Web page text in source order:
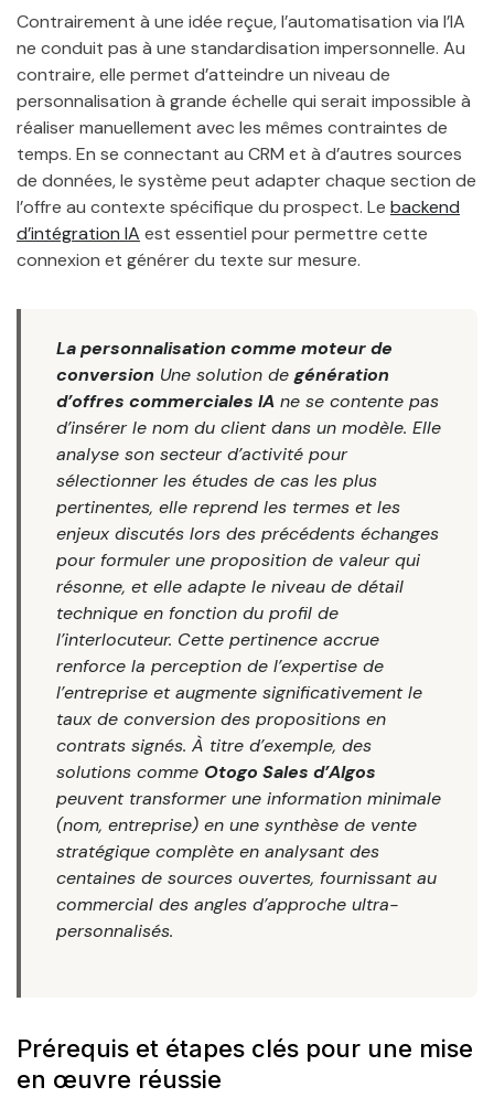
Contrairement à une idée reçue, l’automatisation via l’IA
ne conduit pas à une standardisation impersonnelle. Au
contraire, elle permet d’atteindre un niveau de
personnalisation à grande échelle qui serait impossible à
réaliser manuellement avec les mêmes contraintes de
temps. En se connectant au CRM et à d’autres sources
de données, le système peut adapter chaque section de
l’offre au contexte spécifique du prospect. Le backend
d’intégration IA est essentiel pour permettre cette
connexion et générer du texte sur mesure.
La personnalisation comme moteur de
conversion Une solution de génération
d’offres commerciales IA ne se contente pas
d’insérer le nom du client dans un modèle. Elle
analyse son secteur d’activité pour
sélectionner les études de cas les plus
pertinentes, elle reprend les termes et les
enjeux discutés lors des précédents échanges
pour formuler une proposition de valeur qui
résonne, et elle adapte le niveau de détail
technique en fonction du profil de
l’interlocuteur. Cette pertinence accrue
renforce la perception de l’expertise de
l’entreprise et augmente significativement le
taux de conversion des propositions en
contrats signés. À titre d’exemple, des
solutions comme Otogo Sales d’Algos
peuvent transformer une information minimale
(nom, entreprise) en une synthèse de vente
stratégique complète en analysant des
centaines de sources ouvertes, fournissant au
commercial des angles d’approche ultra-
personnalisés.
Prérequis et étapes clés pour une mise
en œuvre réussie